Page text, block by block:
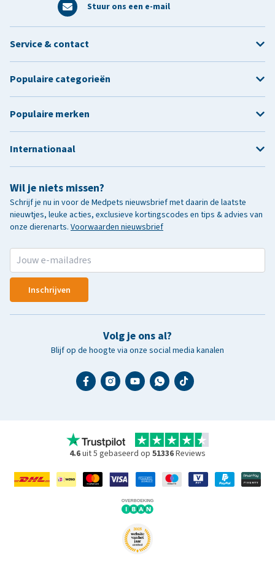
Stuur ons een e-mail
Wil je niets missen?
Schrijf je nu in voor de Medpets nieuwsbrief met daarin de laatste
nieuwtjes, leuke acties, exclusieve kortingscodes en tips & advies van
onze dierenarts. Voorwaarden nieuwsbrief
Inschrijven
Volg je ons al?
Blijf op de hoogte via onze social media kanalen
Service & contact
Populaire categorieën
Populaire merken
Internationaal
4.6uit 5 gebaseerd op 51336Reviews